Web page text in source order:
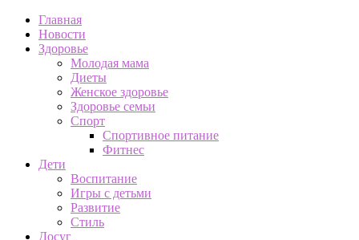
Главная
Новости
Здоровье
Молодая мама
Диеты
Женское здоровье
Здоровье семьи
Спорт
Спортивное питание
Фитнес
Дети
Воспитание
Игры с детьми
Развитие
Стиль
Досуг